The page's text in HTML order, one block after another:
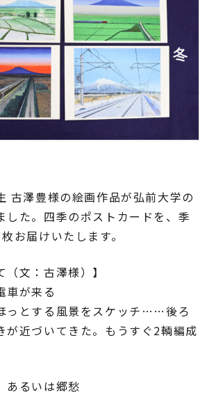
古澤豊様の絵画作品が弘前大学の
した。四季のポストカードを、季
お届けいたします。
（文：古澤様）】
車が来る
っとする風景をスケッチ……後ろ
が近づいてきた。もうすぐ2輌編成
るいは郷愁